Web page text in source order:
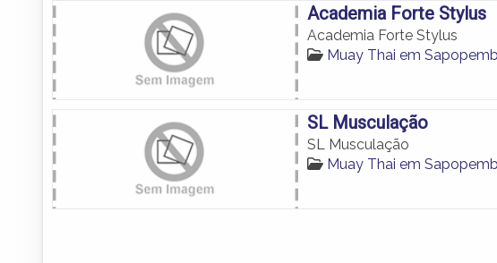
Academia Forte Stylus
Academia Forte Stylus
Muay Thai em
SL Musculação
SL Musculação
Muay Thai em